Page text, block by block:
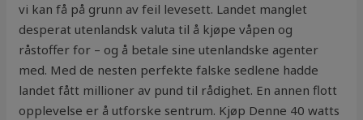
vi kan få på grunn av feil levesett. Landet manglet
desperat utenlandsk valuta til å kjøpe våpen og
råstoffer for – og å betale sine utenlandske agenter
med. Med de nesten perfekte falske sedlene hadde
landet fått millioner av pund til rådighet. En annen flott
opplevelse er å utforske sentrum. Kjøp Denne 40 watts